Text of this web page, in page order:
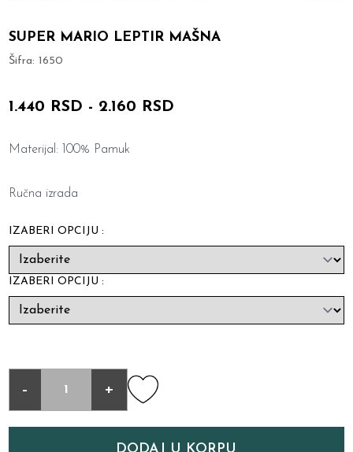
SUPER MARIO LEPTIR MAŠNA
Šifra:1650
1.440 RSD - 2.160 RSD
Materijal: 100% Pamuk
Ručna izrada
IZABERI OPCIJU :
IZABERI OPCIJU :
- +
DODAJ U KORPU